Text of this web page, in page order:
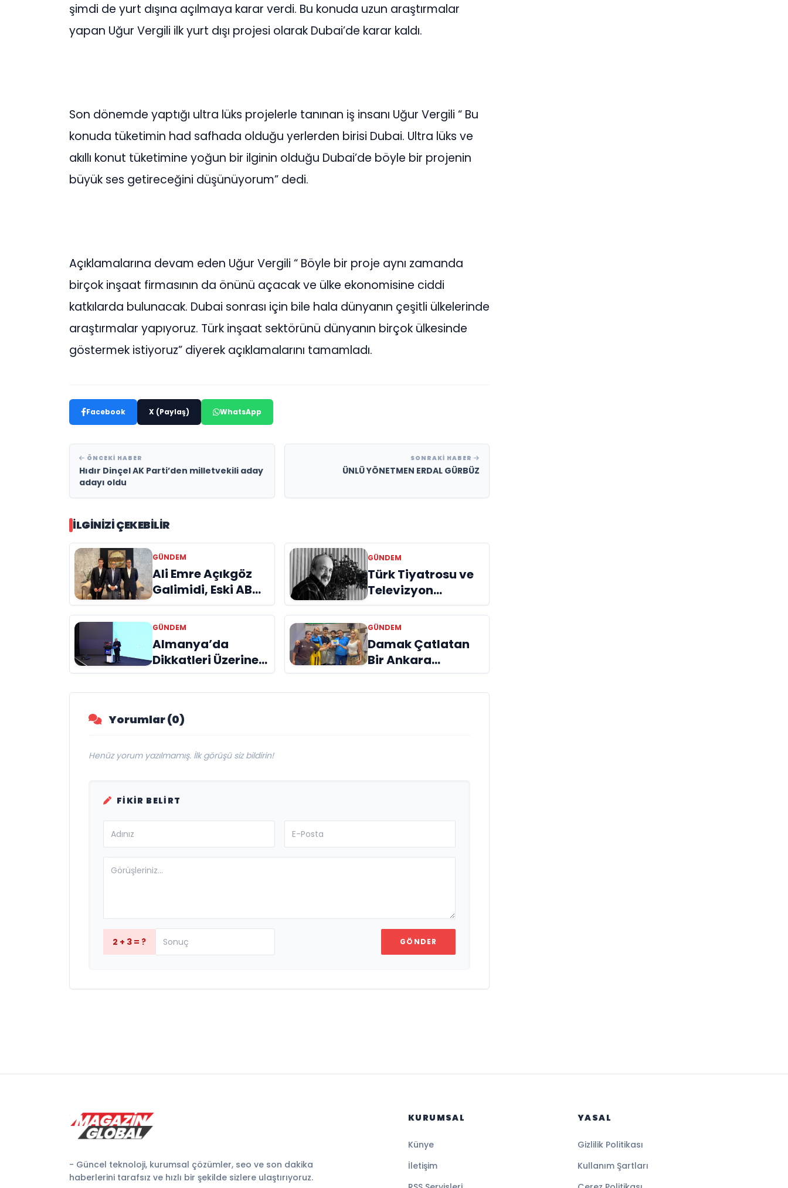
şimdi de yurt dışına açılmaya karar verdi. Bu konuda uzun araştırmalar
yapan Uğur Vergili ilk yurt dışı projesi olarak Dubai’de karar kaldı.
Son dönemde yaptığı ultra lüks projelerle tanınan iş insanı Uğur Vergili “ Bu
konuda tüketimin had safhada olduğu yerlerden birisi Dubai. Ultra lüks ve
akıllı konut tüketimine yoğun bir ilginin olduğu Dubai’de böyle bir projenin
büyük ses getireceğini düşünüyorum” dedi.
Açıklamalarına devam eden Uğur Vergili “ Böyle bir proje aynı zamanda
birçok inşaat firmasının da önünü açacak ve ülke ekonomisine ciddi
katkılarda bulunacak. Dubai sonrası için bile hala dünyanın çeşitli ülkelerinde
araştırmalar yapıyoruz. Türk inşaat sektörünü dünyanın birçok ülkesinde
göstermek istiyoruz” diyerek açıklamalarını tamamladı.
Facebook X (Paylaş) WhatsApp
ÖNCEKI HABER
Hıdır Dinçel AK Parti’den milletvekili aday
adayı oldu
SONRAKI HABER
ÜNLÜ YÖNETMEN ERDAL GÜRBÜZ
İLGINIZI ÇEKEBILIR
GÜNDEM
Ali Emre Açıkgöz
Galimidi, Eski AB
Bakanı ve
Büyükelçi Egemen
Bağış ile Bir Araya
Geldi
GÜNDEM
Türk Tiyatrosu ve
Televizyon
Dünyasının Usta
İsmi Can Kolukısa
Hayatını Kaybetti
GÜNDEM
Almanya’da
Dikkatleri Üzerine
Çeken Türk
Firması: Taşyapı
GÜNDEM
Damak Çatlatan
Bir Ankara
Hikâyesi
Aydınlıkevler’in
Yorumlar (0)
Henüz yorum yazılmamış. İlk görüşü siz bildirin!
FIKIR BELIRT
2 + 3 = ? GÖNDER
- Güncel teknoloji, kurumsal çözümler, seo ve son dakika
haberlerini tarafsız ve hızlı bir şekilde sizlere ulaştırıyoruz.
KURUMSAL
Künye
İletişim
YASAL
Gizlilik Politikası
Kullanım Şartları